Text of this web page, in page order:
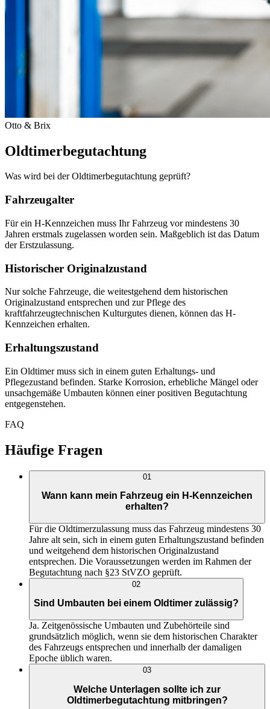
Otto & Brix
Oldtimerbegutachtung
Was wird bei der Oldtimerbegutachtung geprüft?
Fahrzeugalter
Für ein H-Kennzeichen muss Ihr Fahrzeug vor mindestens 30
Jahren erstmals zugelassen worden sein. Maßgeblich ist das Datum
der Erstzulassung.
Historischer Originalzustand
Nur solche Fahrzeuge, die weitestgehend dem historischen
Originalzustand entsprechen und zur Pflege des
kraftfahrzeugtechnischen Kulturgutes dienen, können das H-
Kennzeichen erhalten.
Erhaltungszustand
Ein Oldtimer muss sich in einem guten Erhaltungs- und
Pflegezustand befinden. Starke Korrosion, erhebliche Mängel oder
unsachgemäße Umbauten können einer positiven Begutachtung
entgegenstehen.
FAQ
Häufige Fragen
01
Wann kann mein Fahrzeug ein H-Kennzeichen
erhalten?
Für die Oldtimerzulassung muss das Fahrzeug mindestens 30
Jahre alt sein, sich in einem guten Erhaltungszustand befinden
und weitgehend dem historischen Originalzustand
entsprechen. Die Voraussetzungen werden im Rahmen der
Begutachtung nach §23 StVZO geprüft.
02
Sind Umbauten bei einem Oldtimer zulässig?
Ja. Zeitgenössische Umbauten und Zubehörteile sind
grundsätzlich möglich, wenn sie dem historischen Charakter
des Fahrzeugs entsprechen und innerhalb der damaligen
Epoche üblich waren.
03
Welche Unterlagen sollte ich zur
Oldtimerbegutachtung mitbringen?